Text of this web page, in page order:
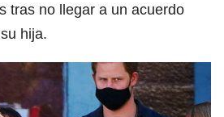
tras no llegar a un acuerdo
hija.